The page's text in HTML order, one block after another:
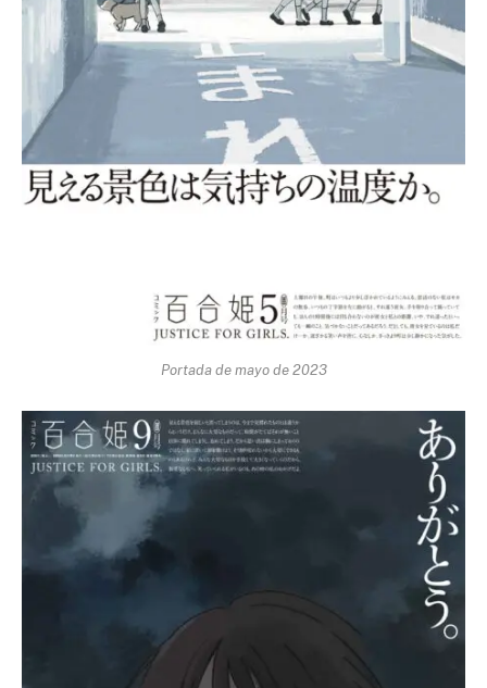
Portada de mayo de 2023